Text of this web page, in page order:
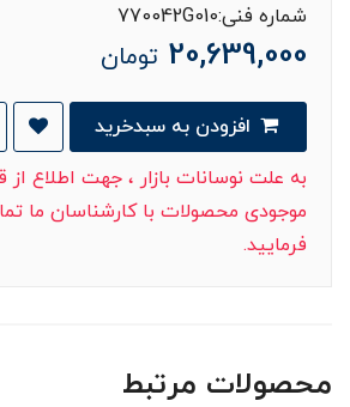
شماره فنی:770042G010
20,639,000 تومان
به علت نوسانات بازار ، جهت اطلاع از
موجودی محصولات با کارشناسان ما
فرمایید.
محصولات مرتبط